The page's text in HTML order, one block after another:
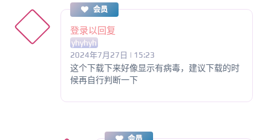
会员
登录以回复
yhyhyh
2024年7月27日 | 15:23
这个下载下来好像显示有病毒，建议下载的时
候再自行判断一下